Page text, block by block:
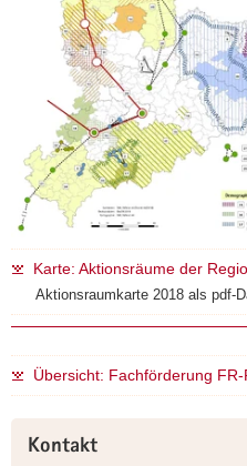
Karte: Aktionsräume der
Aktionsraumkarte 2018 als pdf-
Übersicht: Fachförderung
Information
Kontakt